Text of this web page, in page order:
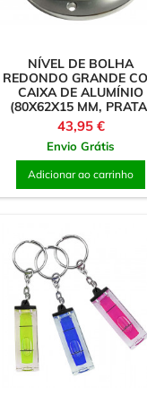
NÍVEL DE BOLHA
REDONDO GRANDE
CAIXA DE ALUMÍNIO
(80X62X15 MM,
Preço
43,95 €
Envio Grátis
Adicionar ao carrinho